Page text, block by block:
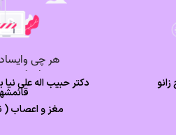
دکتر حبیب اله علی
مغز و اعصاب (